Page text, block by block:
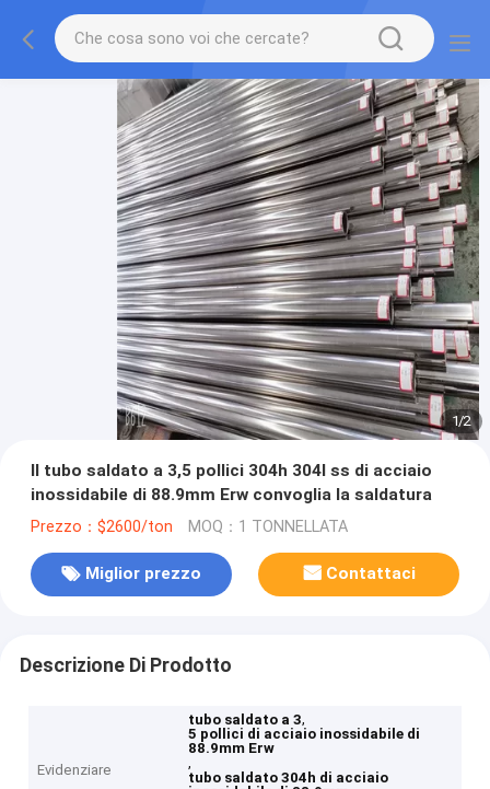
1/2
Il tubo saldato a 3,5 pollici 304h 304l ss di acciaio
inossidabile di 88.9mm Erw convoglia la saldatura
Prezzo：$2600/ton MOQ：1 TONNELLATA
Miglior prezzo Contattaci
Descrizione Di Prodotto
Evidenziare
tubo saldato a 3,
5 pollici di acciaio inossidabile di
88.9mm Erw
,
tubo saldato 304h di acciaio